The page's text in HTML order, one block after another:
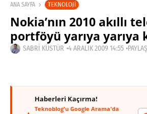
ANA SAYFA TEKNOLOJI
Nokia’nın 2010 akıllı
portföyü yarıya yarıya
SABRI KÜSTÜR 4 ARALIK 2009 14:55
Haberleri Kaçırma!
Teknoblog'u Google Arama'da